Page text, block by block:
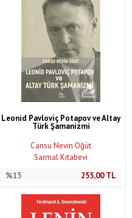
Leonid Pavloviç Potapov ve Altay
Türk Şamanizmi
Cansu Nevin Öğüt
Sarmal Kitabevi
%15
255,00TL